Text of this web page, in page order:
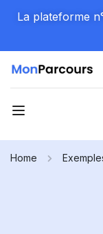
La plateforme
Home